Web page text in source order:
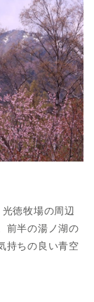
徳牧場の周辺
前半の湯ノ湖の
持ちの良い青空